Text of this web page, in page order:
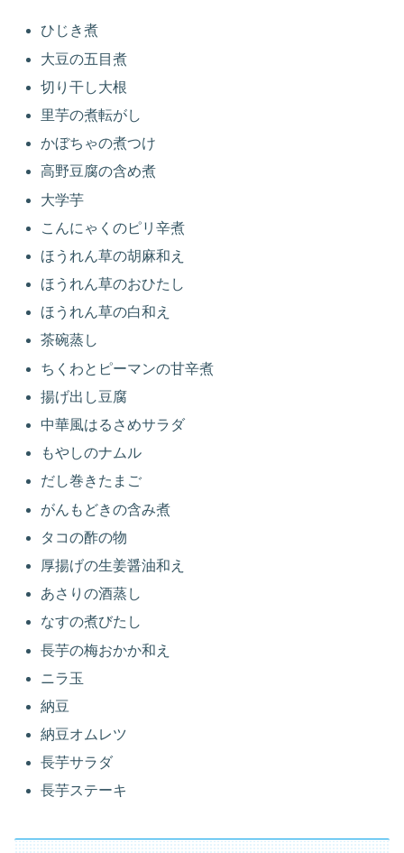
ひじき煮
大豆の五目煮
切り干し大根
里芋の煮転がし
かぼちゃの煮つけ
高野豆腐の含め煮
大学芋
こんにゃくのピリ辛煮
ほうれん草の胡麻和え
ほうれん草のおひたし
ほうれん草の白和え
茶碗蒸し
ちくわとピーマンの甘辛煮
揚げ出し豆腐
中華風はるさめサラダ
もやしのナムル
だし巻きたまご
がんもどきの含み煮
タコの酢の物
厚揚げの生姜醤油和え
あさりの酒蒸し
なすの煮びたし
長芋の梅おかか和え
ニラ玉
納豆
納豆オムレツ
長芋サラダ
長芋ステーキ